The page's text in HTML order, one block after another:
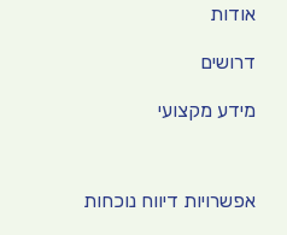
אודות
דרושים
מידע מקצועי
אפשרויות דיווח נוכחות